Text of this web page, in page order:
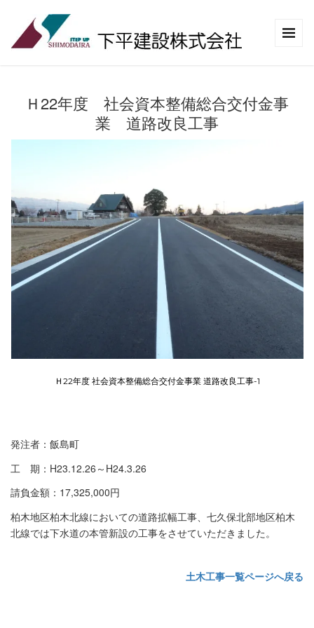
Ｈ22年度 社会資本整備総合交付金事
業 道路改良工事
Ｈ22年度 社会資本整備総合交付金事業 道路改良工事-1
発注者：飯島町
工 期：H23.12.26～H24.3.26
請負金額：17,325,000円
柏木地区柏木北線においての道路拡幅工事、七久保北部地区柏木
北線では下水道の本管新設の工事をさせていただきました。
土木工事一覧ページへ戻る